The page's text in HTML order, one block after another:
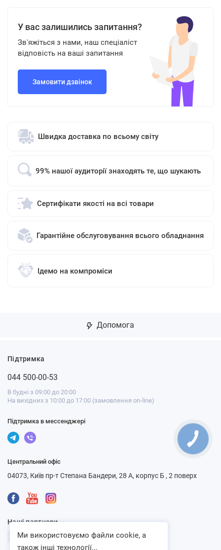
У вас залишились запитання?
Зв'яжіться з нами, наш спеціаліст
відповість на ваші запитання
Замовити дзвінок
Швидка доставка по всьому світу
99% нашої аудиторії знаходять те, що шукають
Сертифікати якості на всі товари
Гарантійне обслуговування всього обладнання
Ідемо на компроміси
Допомога
Підтримка
044 500-00-53
В будні з 09:00 до 20:00
На вихідних з 10:00 до 17:00 (замовлення on-line)
Підтримка в мессенджері
Центральний офіс
04073, Київ пр-т Степана Бандери, 28 А, корпус Б , 2 поверх
Наші партнери
Ми використовуємо файли cookie, а
також інші технології...